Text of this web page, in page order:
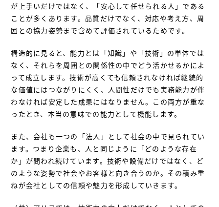
が上手いだけではなく、「安心して任せられる人」である
ことが多くあります。品質だけでなく、対応や考え方、周
囲との協力姿勢まで含めて評価されているためです。
構造的に見ると、能力とは「知識」や「技術」の単体では
なく、それらを周囲との関係性の中でどう活かせるかによ
って成立します。技術が高くても信頼されなければ継続的
な価値にはつながりにくく、人間性だけでも実務能力が伴
わなければ安定した成果にはなりません。この両方が重な
ったとき、本当の意味での能力として機能します。
また、会社も一つの「法人」として社会の中で見られてい
ます。つまり企業も、人と同じように「どのような存在
か」が問われ続けています。技術や設備だけではなく、ど
のような姿勢で社会やお客様と向き合うのか。その積み重
ねが会社としての信頼や魅力を形成していきます。